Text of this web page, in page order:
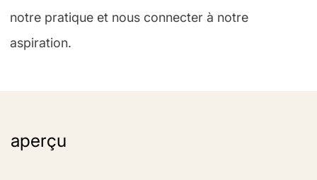
notre pratique et nous connecter à notre
aspiration.
aperçu